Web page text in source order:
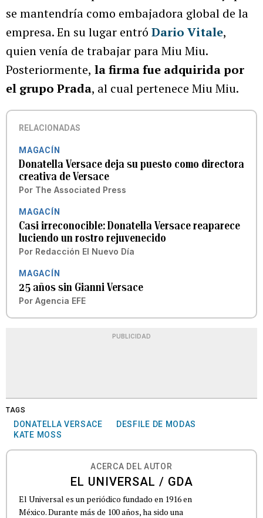
se mantendría como embajadora global de la
empresa. En su lugar entró Dario Vitale,
quien venía de trabajar para Miu Miu.
Posteriormente, la firma fue adquirida por
el grupo Prada, al cual pertenece Miu Miu.
RELACIONADAS
MAGACÍN
Donatella Versace deja su puesto como directora
creativa de Versace
Por The Associated Press
MAGACÍN
Casi irreconocible: Donatella Versace reaparece
luciendo un rostro rejuvenecido
Por Redacción El Nuevo Día
MAGACÍN
25 años sin Gianni Versace
Por Agencia EFE
PUBLICIDAD
TAGS
DONATELLA VERSACE
DESFILE DE MODAS
KATE MOSS
ACERCA DEL AUTOR
EL UNIVERSAL / GDA
El Universal es un periódico fundado en 1916 en
México. Durante más de 100 años, ha sido una